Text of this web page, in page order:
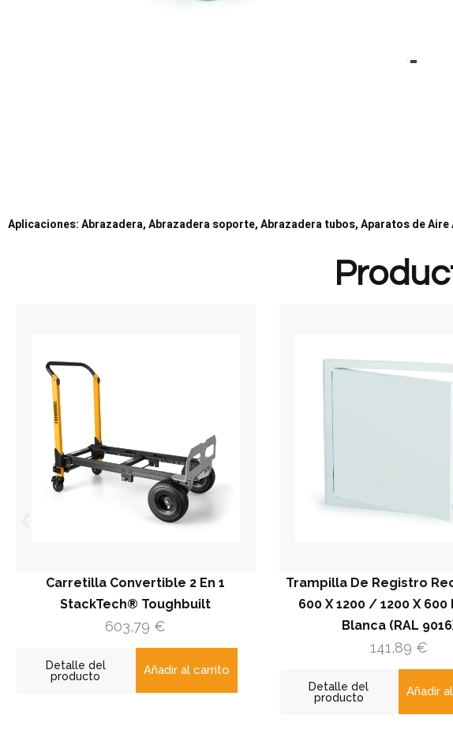
Aplicaciones: Abrazadera, Abrazadera soporte, Abrazadera tubos, Aparatos de
Carretilla Convertible 2 En 1
StackTech® Toughbuilt
603,79€
Detalle del
producto
Añadir al carrito
Trampilla De Registro
600 X 1200 / 1200 X 600
Blanca (RAL 9016)
141,89€
Detalle del
producto
Añadir al carrito